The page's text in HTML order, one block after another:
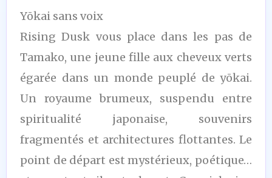
Yōkai sans voix
Rising Dusk vous place dans les pas de
Tamako, une jeune fille aux cheveux verts
égarée dans un monde peuplé de yōkai.
Un royaume brumeux, suspendu entre
spiritualité japonaise, souvenirs
fragmentés et architectures flottantes. Le
point de départ est mystérieux, poétique…